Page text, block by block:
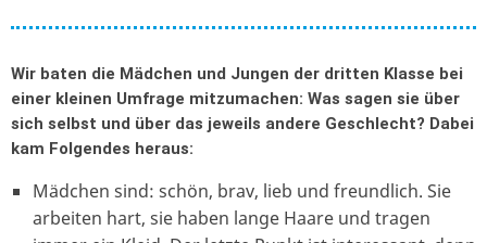
Wir baten die Mädchen und Jungen der dritten Klasse bei
einer kleinen Umfrage mitzumachen: Was sagen sie über
sich selbst und über das jeweils andere Geschlecht? Dabei
kam Folgendes heraus:
Mädchen sind: schön, brav, lieb und freundlich. Sie
arbeiten hart, sie haben lange Haare und tragen